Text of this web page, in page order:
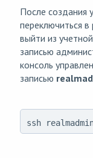
После создания
переключиться
выйти из
записью
консоль
записью
ssh